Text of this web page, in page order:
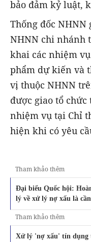
bảo đảm kỷ luật,
Thống đốc NHNN
NHNN chi nhánh
khai các nhiệm
phẩm dự kiến và
vị thuộc NHNN
được giao tổ
nhiệm vụ tại Chỉ
hiện khi có yêu
Tham khảo thêm
Đại biểu Quốc hội:
lý về xử lý nợ xấu là
Tham khảo thêm
Xử lý 'nợ xấu' tín dụng